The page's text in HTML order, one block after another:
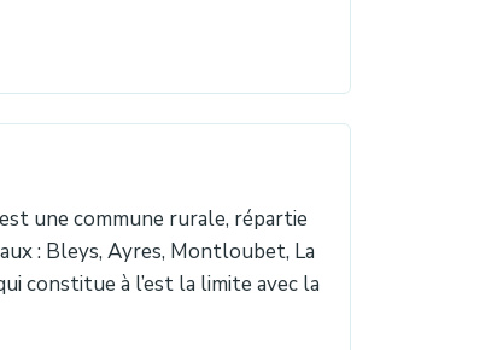
une commune rurale, répartie
: Bleys, Ayres, Montloubet, La
constitue à l’est la limite avec la